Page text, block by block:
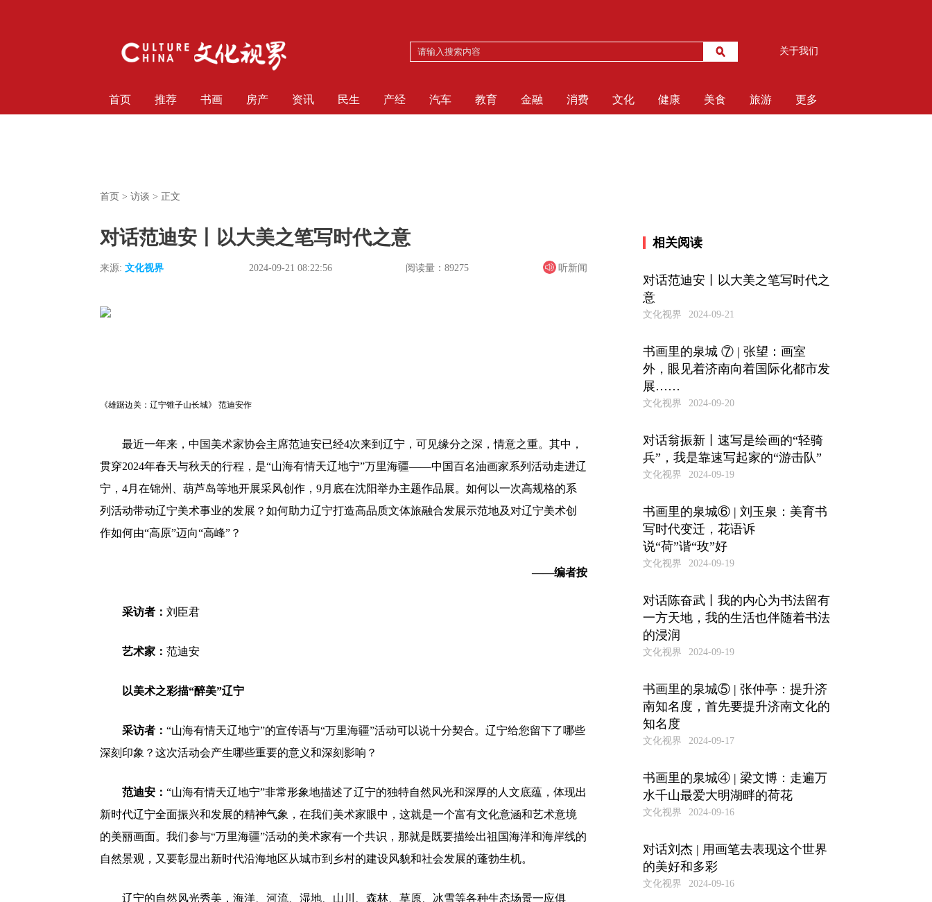
关于我们
首页 推荐 书画 房产 资讯 民生 产经 汽车 教育 金融 消费 文化 健康 美食 旅游 更多
首页 > 访谈 > 正文
对话范迪安丨以大美之笔写时代之意
来源: 文化视界 2024-09-21 08:22:56 阅读量：89275 听新闻
《雄踞边关：辽宁锥子山长城》 范迪安作
最近一年来，中国美术家协会主席范迪安已经4次来到辽宁，可见缘分之深，情意之重。其中，
贯穿2024年春天与秋天的行程，是“山海有情天辽地宁”万里海疆——中国百名油画家系列活动走进辽
宁，4月在锦州、葫芦岛等地开展采风创作，9月底在沈阳举办主题作品展。如何以一次高规格的系
列活动带动辽宁美术事业的发展？如何助力辽宁打造高品质文体旅融合发展示范地及对辽宁美术创
作如何由“高原”迈向“高峰”？
——编者按
采访者： 刘臣君
艺术家： 范迪安
以美术之彩描“醉美”辽宁
采访者： “山海有情天辽地宁”的宣传语与“万里海疆”活动可以说十分契合。辽宁给您留下了哪些
深刻印象？这次活动会产生哪些重要的意义和深刻影响？
范迪安： “山海有情天辽地宁”非常形象地描述了辽宁的独特自然风光和深厚的人文底蕴，体现出
新时代辽宁全面振兴和发展的精神气象，在我们美术家眼中，这就是一个富有文化意涵和艺术意境
的美丽画面。我们参与“万里海疆”活动的美术家有一个共识，那就是既要描绘出祖国海洋和海岸线的
自然景观，又要彰显出新时代沿海地区从城市到乡村的建设风貌和社会发展的蓬勃生机。
辽宁的自然风光秀美，海洋、河流、湿地、山川、森林、草原、冰雪等各种生态场景一应俱
相关阅读
对话范迪安丨以大美之笔写时代之
意
文化视界 2024-09-21
书画里的泉城 ⑦ | 张望：画室
外，眼见着济南向着国际化都市发
展……
文化视界 2024-09-20
对话翁振新丨速写是绘画的“轻骑
兵”，我是靠速写起家的“游击队”
文化视界 2024-09-19
书画里的泉城⑥ | 刘玉泉：美育书
写时代变迁，花语诉
说“荷”谐“玫”好
文化视界 2024-09-19
对话陈奋武丨我的内心为书法留有
一方天地，我的生活也伴随着书法
的浸润
文化视界 2024-09-19
书画里的泉城⑤ | 张仲亭：提升济
南知名度，首先要提升济南文化的
知名度
文化视界 2024-09-17
书画里的泉城④ | 梁文博：走遍万
水千山最爱大明湖畔的荷花
文化视界 2024-09-16
对话刘杰 | 用画笔去表现这个世界
的美好和多彩
文化视界 2024-09-16